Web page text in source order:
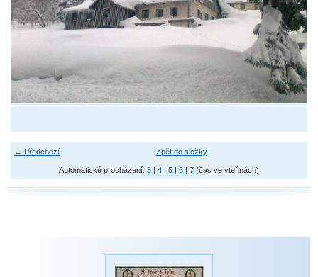
← Předchozí Zpět do složky
Automatické procházení: 3 | 4 | 5 | 6 | 7 (čas ve vteřinách)